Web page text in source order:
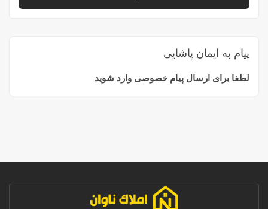
پیام به ایمان پاشایی
لطفا برای ارسال پیام خصوصی وارد شوید